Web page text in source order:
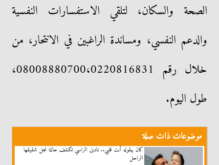
الصحة والسكان، لتلقي الاستفسارات النفسية
والدعم النفسي، ومساندة الراغبين في الانتحار، من
خلال رقم 08008880700،0220816831،
طول اليوم.
موضوعات ذات صلة
كان بيقوله أنت قلبي.. نادين الراسي تكشف حالة نجل شقيقها
الراحل